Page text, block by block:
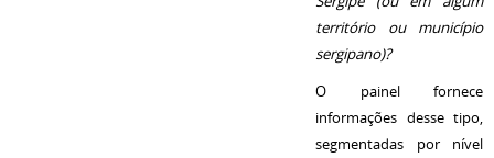
território ou município
sergipano)?
O painel fornece
informações desse tipo,
segmentadas por nível